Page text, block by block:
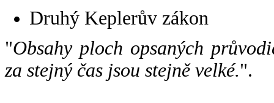
Druhý Keplerův zákon
"Obsahy ploch opsaných
za stejný čas jsou stejně velké.".